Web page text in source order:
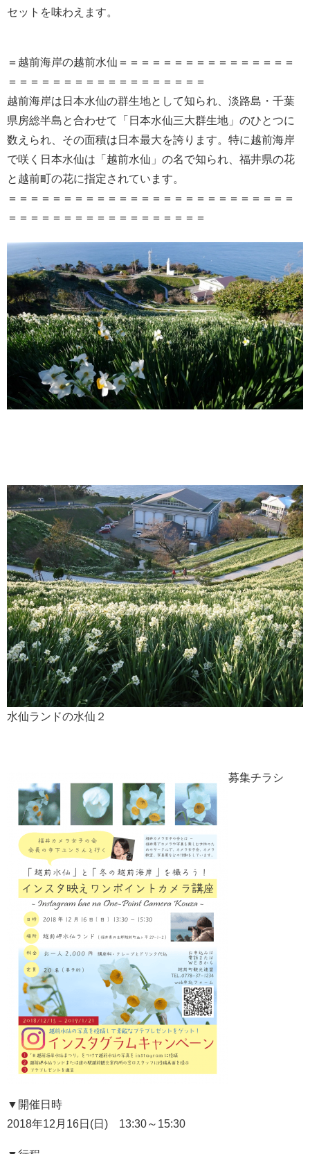
セットを味わえます。
＝越前海岸の越前水仙＝＝＝＝＝＝＝＝＝＝＝＝＝＝＝＝
＝＝＝＝＝＝＝＝＝＝＝＝＝＝＝＝＝＝
越前海岸は日本水仙の群生地として知られ、淡路島・千葉
県房総半島と合わせて「日本水仙三大群生地」のひとつに
数えられ、その面積は日本最大を誇ります。特に越前海岸
で咲く日本水仙は「越前水仙」の名で知られ、福井県の花
と越前町の花に指定されています。
＝＝＝＝＝＝＝＝＝＝＝＝＝＝＝＝＝＝＝＝＝＝＝＝＝＝
＝＝＝＝＝＝＝＝＝＝＝＝＝＝＝＝＝＝
水仙ランドの水仙２
募集チラシ
▼開催日時
2018年12月16日(日) 13:30～15:30